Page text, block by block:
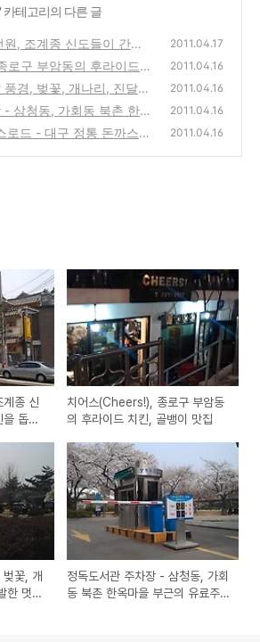
' 카테고리의 다른 글
, 조계종 신도들이 간화
선방
(0)
2011.04.17
로구 부암동의 후라이드
(2)
2011.04.16
풍경, 벚꽃, 개나리, 진달
진 곳
(0)
2011.04.16
삼청동, 가회동 북촌 한옥
차장
(0)
2011.04.16
로드 - 대구 정통 돈까스
2011.04.16
종 신
돕는
치어스(Cheers!), 종로구 부암동
의 후라이드 치킨, 골뱅이 맛집
꽃, 개
한 멋진
정독도서관 주차장 - 삼청동, 가회
동 북촌 한옥마을 부근의 유료주